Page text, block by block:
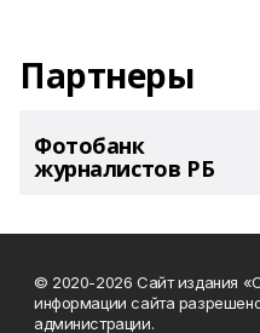
Партнеры
Фотобанк
журналистов РБ
© 2020-2026 Сайт издания
информации сайта
администрации.